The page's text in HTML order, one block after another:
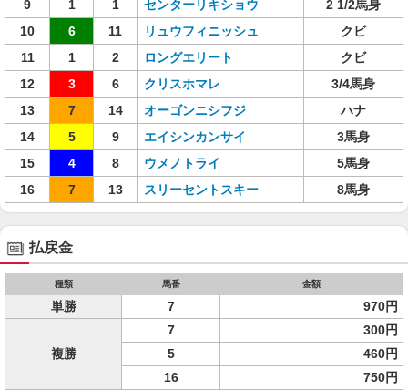
9
1 1 センターリキショウ
2 1/2馬身
10
6 11 リュウフィニッシュ
クビ
11
1 2 ロングエリート
クビ
12
3 6 クリスホマレ
3/4馬身
13
7 14 オーゴンニシフジ
ハナ
14
5 9 エイシンカンサイ
3馬身
15
4 8 ウメノトライ
5馬身
16
7 13 スリーセントスキー 8馬身
払戻金
種類 馬番 金額
単勝 7 970円
複勝
7
300円
5
460円
16
750円